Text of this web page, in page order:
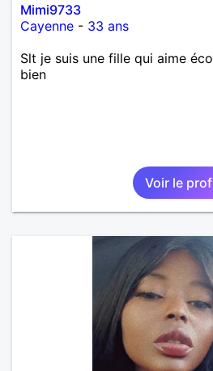
Mimi9733
Cayenne - 33 ans
Slt je suis une fille qui aime
bien
Voir le